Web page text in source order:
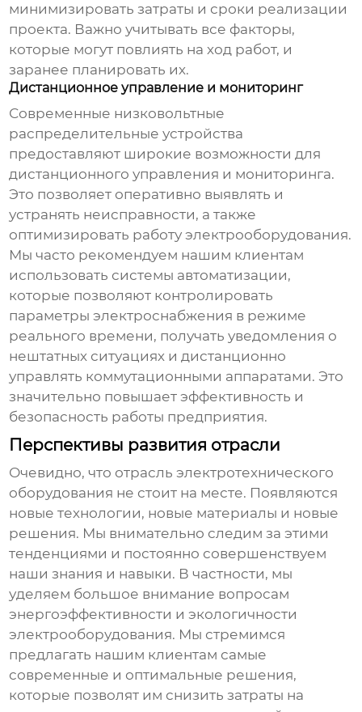
минимизировать затраты и сроки реализации
проекта. Важно учитывать все факторы,
которые могут повлиять на ход работ, и
заранее планировать их.
Дистанционное управление и мониторинг
Современные низковольтные
распределительные устройства
предоставляют широкие возможности для
дистанционного управления и мониторинга.
Это позволяет оперативно выявлять и
устранять неисправности, а также
оптимизировать работу электрооборудования.
Мы часто рекомендуем нашим клиентам
использовать системы автоматизации,
которые позволяют контролировать
параметры электроснабжения в режиме
реального времени, получать уведомления о
нештатных ситуациях и дистанционно
управлять коммутационными аппаратами. Это
значительно повышает эффективность и
безопасность работы предприятия.
Перспективы развития отрасли
Очевидно, что отрасльэлектротехнического
оборудования не стоит на месте. Появляются
новые технологии, новые материалы и новые
решения. Мы внимательно следим за этими
тенденциями и постоянно совершенствуем
наши знания и навыки. В частности, мы
уделяем большое внимание вопросам
энергоэффективности и экологичности
электрооборудования. Мы стремимся
предлагать нашим клиентам самые
современные и оптимальные решения,
которые позволят им снизить затраты на